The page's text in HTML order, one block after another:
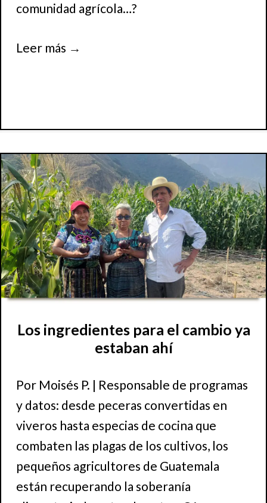
comunidad agrícola…?
Leer más →
Los ingredientes para el cambio ya
estaban ahí
Por Moisés P. | Responsable de programas
y datos: desde peceras convertidas en
viveros hasta especias de cocina que
combaten las plagas de los cultivos, los
pequeños agricultores de Guatemala
están recuperando la soberanía